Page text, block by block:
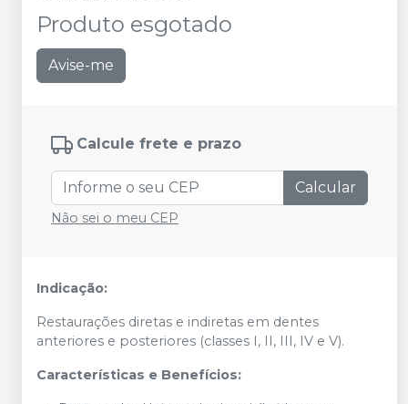
Produto esgotado
Avise-me
Calcule frete e prazo
Calcular
Não sei o meu CEP
Indicação:
Restaurações diretas e indiretas em dentes
anteriores e posteriores (classes I, II, III, IV e V).
Características e Benefícios: